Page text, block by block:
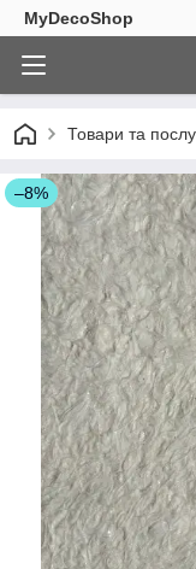
MyDecoShop
Товари та
–8%